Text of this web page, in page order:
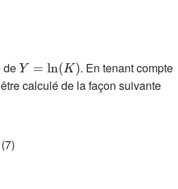
de
. En tenant compte
calculé de la façon suivante
(7)